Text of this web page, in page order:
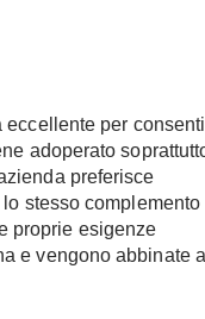
eccellente per
adoperato
preferisce
stesso complemento
proprie esigenze
e vengono abbinate a